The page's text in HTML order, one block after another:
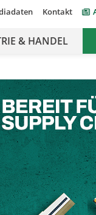
Kontakt
& HANDEL